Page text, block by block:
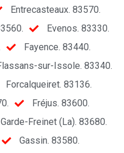
Entrecasteaux. 83570.
Evenos. 83330.
Fayence. 83440.
sur-Issole. 83340.
Forcalqueiret. 83136.
Fréjus. 83600.
Garde-Freinet (La). 83680.
Gassin. 83580.